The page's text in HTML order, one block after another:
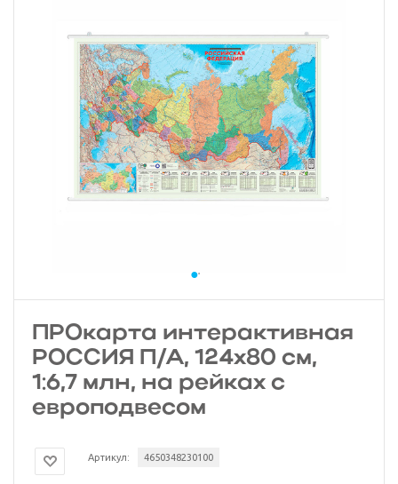
ПРОкарта интерактивная
РОССИЯ П/А, 124х80 см,
1:6,7 млн, на рейках с
европодвесом
Артикул: 4650348230100